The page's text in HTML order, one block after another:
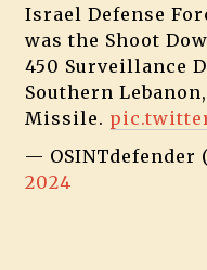
Israel Defense
was the Shoot
450 Surveillance
Southern
Missile.
— OSINTdefender
2024